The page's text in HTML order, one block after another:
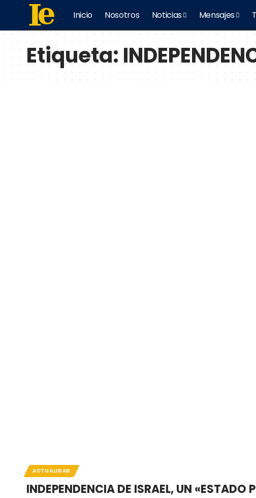
Inicio Nosotros Noticias Mensajes
Etiqueta:
ACTUALIDAD
INDEPENDENCIA DE ISRAEL, UN «ESTADO